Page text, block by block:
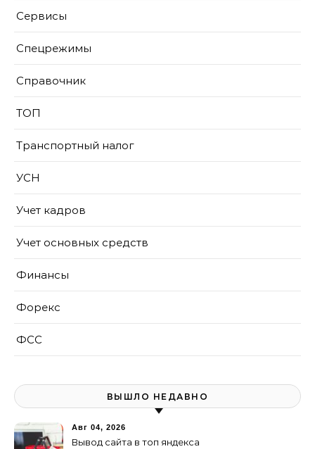
Сервисы
Спецрежимы
Справочник
ТОП
Транспортный налог
УСН
Учет кадров
Учет основных средств
Финансы
Форекс
ФСС
ВЫШЛО НЕДАВНО
Авг 04, 2026
Вывод сайта в топ яндекса